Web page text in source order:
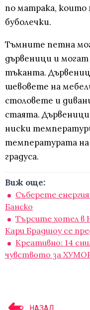
по матрака, които
буболечки.
Тъмните петна
дървеници и могат
тъканта.
шевовете на
столовете и
стаята.
ниски
температурата
градуса.
Виж още:
Съберете
Банско
Търсите хотел
Кари Брадшоу се
Креативно: 14
чувството за
НАЗАД